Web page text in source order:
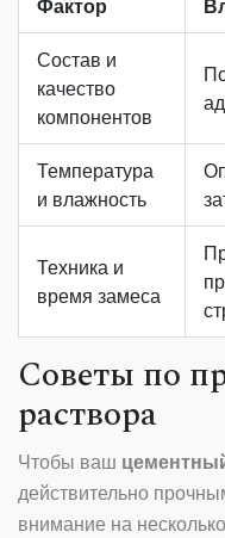
Фактор
Состав и
качество
компонентов
Температура
и влажность
Техника и
время замеса
Советы по
раствора
Чтобы ваш
действительно
внимание на